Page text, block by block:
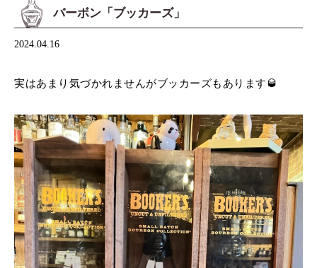
バーボン「ブッカーズ」
2024.04.16
実はあまり気づかれませんがブッカーズもあります🥃